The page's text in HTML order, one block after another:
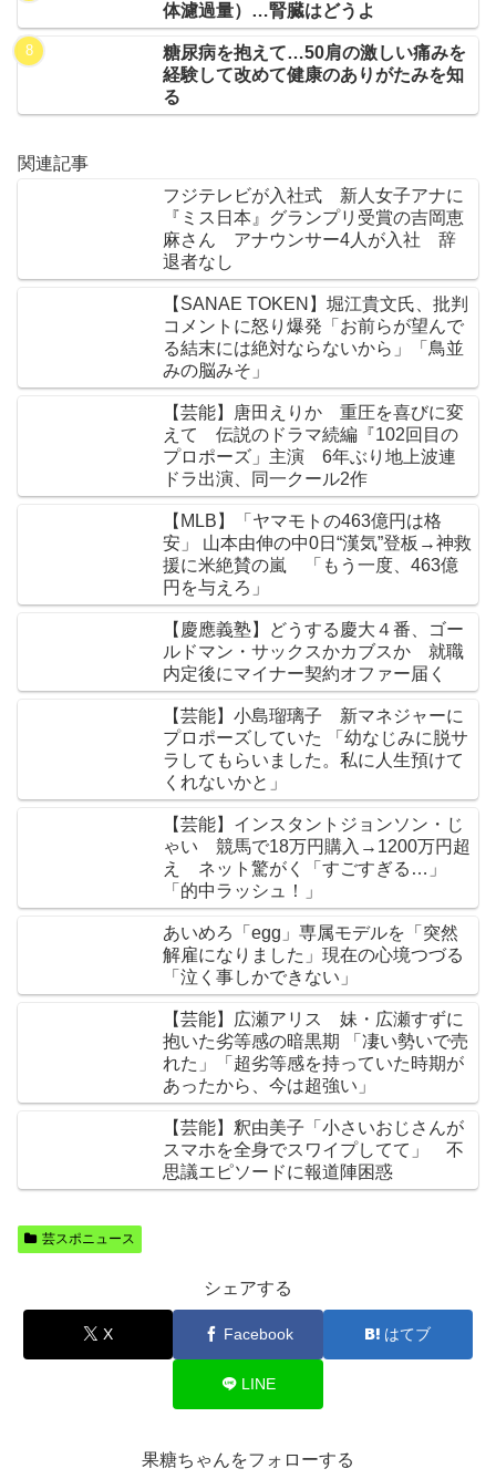
体濾過量）…腎臓はどうよ
糖尿病を抱えて…50肩の激しい痛みを
経験して改めて健康のありがたみを知
る
関連記事
フジテレビが入社式 新人女子アナに
『ミス日本』グランプリ受賞の吉岡恵
麻さん アナウンサー4人が入社 辞
退者なし
【SANAE TOKEN】堀江貴文氏、批判
コメントに怒り爆発「お前らが望んで
る結末には絶対ならないから」「鳥並
みの脳みそ」
【芸能】唐田えりか 重圧を喜びに変
えて 伝説のドラマ続編『102回目の
プロポーズ」主演 6年ぶり地上波連
ドラ出演、同一クール2作
【MLB】「ヤマモトの463億円は格
安」 山本由伸の中0日“漢気”登板→神救
援に米絶賛の嵐 「もう一度、463億
円を与えろ」
【慶應義塾】どうする慶大４番、ゴー
ルドマン・サックスかカブスか 就職
内定後にマイナー契約オファー届く
【芸能】小島瑠璃子 新マネジャーに
プロポーズしていた 「幼なじみに脱サ
ラしてもらいました。私に人生預けて
くれないかと」
【芸能】インスタントジョンソン・じ
ゃい 競馬で18万円購入→1200万円超
え ネット驚がく「すごすぎる…」
「的中ラッシュ！」
あいめろ「egg」専属モデルを「突然
解雇になりました」現在の心境つづる
「泣く事しかできない」
【芸能】広瀬アリス 妹・広瀬すずに
抱いた劣等感の暗黒期 「凄い勢いで売
れた」「超劣等感を持っていた時期が
あったから、今は超強い」
【芸能】釈由美子「小さいおじさんが
スマホを全身でスワイプしてて」 不
思議エピソードに報道陣困惑
芸スポニュース
シェアする
X Facebook はてブ
LINE
果糖ちゃんをフォローする